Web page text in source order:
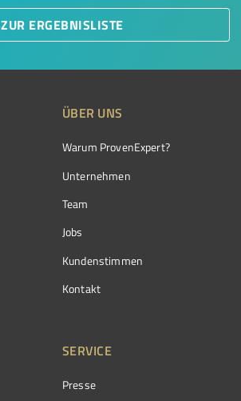
ZUR ERGEBNISLISTE
ÜBER UNS
Warum ProvenExpert?
Unternehmen
Team
Jobs
Kundenstimmen
Kontakt
SERVICE
Presse